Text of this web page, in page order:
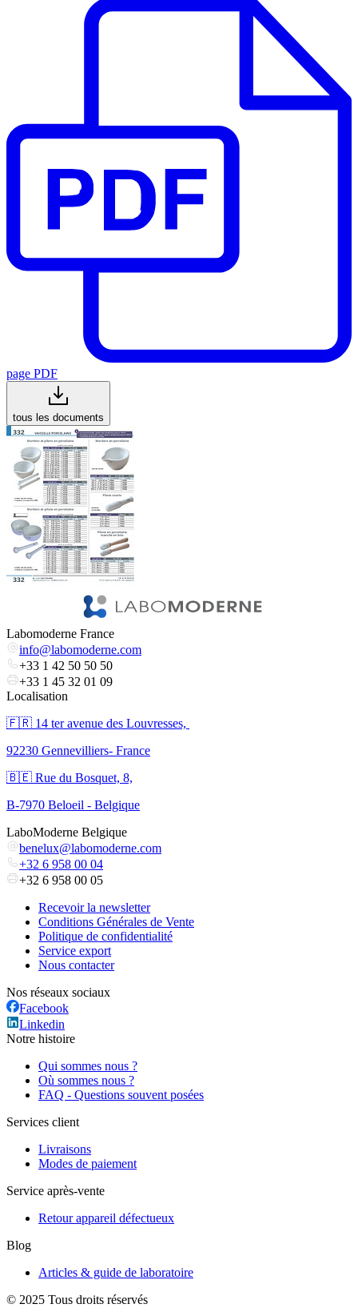
page PDF
tous les documents
Labomoderne France
info@labomoderne.com
+33 1 42 50 50 50
+33 1 45 32 01 09
Localisation
🇫🇷 ​14 ter avenue des Louvresses,
92230 Gennevilliers- France
🇧🇪 Rue du Bosquet, 8,
B-7970 Beloeil - Belgique
LaboModerne Belgique
benelux@labomoderne.com
+32 6 958 00 04
+32 6 958 00 05
Recevoir la newsletter
Conditions Générales de Vente
Politique de confidentialité
Service export
Nous contacter
Nos réseaux sociaux
Facebook
Linkedin
Notre histoire
Qui sommes nous ?
Où sommes nous ?
FAQ - Questions souvent posées
Services client
Livraisons
Modes de paiement
Service après-vente
Retour appareil défectueux
Blog
Articles & guide de laboratoire
© 2025 Tous droits réservés